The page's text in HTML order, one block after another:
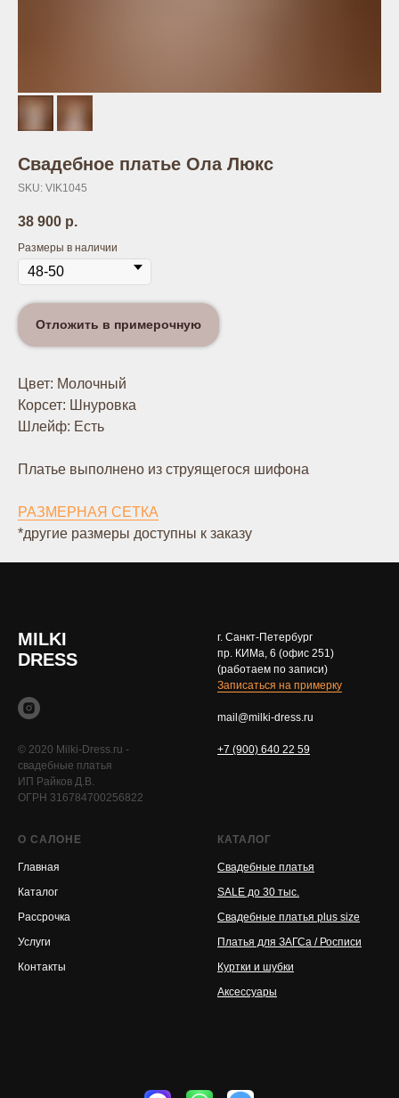
Свадебное платье Ола Люкс
SKU: VIK1045
38 900 р.
Размеры в наличии
Отложить в примерочную
Цвет: Молочный
Корсет: Шнуровка
Шлейф: Есть
Платье выполнено из струящегося шифона
РАЗМЕРНАЯ СЕТКА
*другие размеры доступны к заказу
MILKI
DRESS
© 2020 Milki-Dress.ru -
свадебные платья
ИП Райков Д.В.
ОГРН 316784700256822
г. Санкт-Петербург
пр. КИМа, 6 (офис 251)
(работаем по записи)
Записаться на примерку
mail@milki-dress.ru
+7 (900) 640 22 59
О САЛОНЕ
Главная
Каталог
Рассрочка
Услуги
Контакты
КАТАЛОГ
Свадебные платья
SALE до 30 тыс.
Свадебные платья plus size
Платья для ЗАГСа / Росписи
Куртки и шубки
Аксессуары